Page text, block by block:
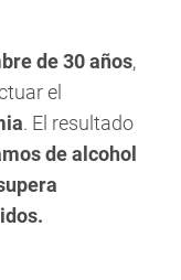
de 30 años,
el
. El resultado
de alcohol